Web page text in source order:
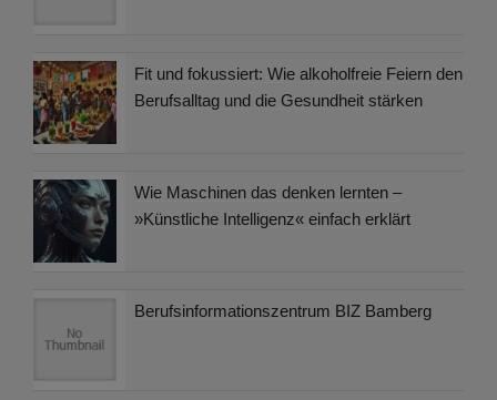
Fit und fokussiert: Wie alkoholfreie Feiern den
Berufsalltag und die Gesundheit stärken
Wie Maschinen das denken lernten –
»Künstliche Intelligenz« einfach erklärt
Berufsinformationszentrum BIZ Bamberg